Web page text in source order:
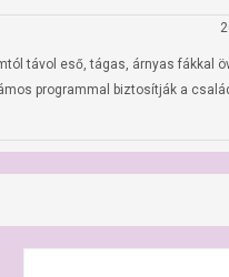
távol eső, tágas, árnyas fákkal
programmal biztosítják a